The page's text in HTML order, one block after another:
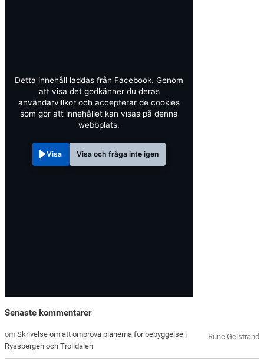
Detta innehåll laddas från Facebook. Genom
att visa det godkänner du deras
användarvillkor och accepterar de cookies
som gör att innehållet kan visas på denna
webbplats.
Visa Visa och fråga inte igen
Senaste kommentarer
Rune Geistrand
omSkrivelse om att ompröva planerna för bebyggelse i
Ryssbergen och Trolldalen